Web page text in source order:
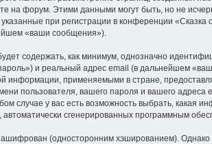
на форум. Этими данными могут быть, но не
при регистрации в конференции
«ваши сообщения»).
содержать, как минимум, однозначно
и реальный адрес email (в дальнейшем
информации, применяемыми в стране,
пользователя, вашего пароля и вашего
случае у вас есть возможность выбрать, какая
сгенерированных программным
(односторонним хэшированием). Однако